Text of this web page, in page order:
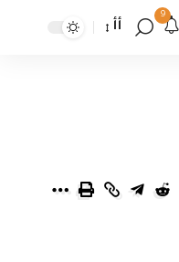
9
أأ